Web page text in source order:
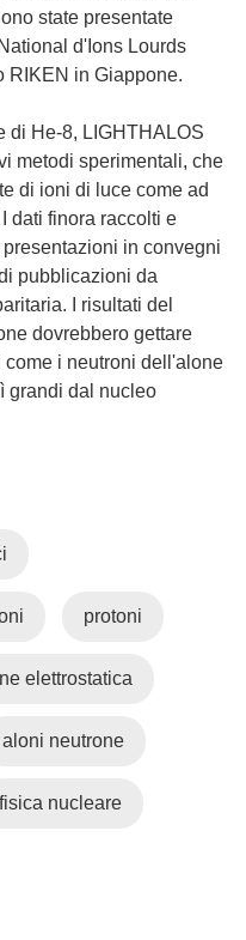
state presentate
d'Ions Lourds
RIKEN in Giappone.
di He-8, LIGHTHALOS
metodi sperimentali, che
di ioni di luce come ad
dati finora raccolti e
in convegni
pubblicazioni da
I risultati del
dovrebbero gettare
i neutroni dell'alone
grandi dal nucleo
protoni
elettrostatica
aloni neutrone
fisica nucleare